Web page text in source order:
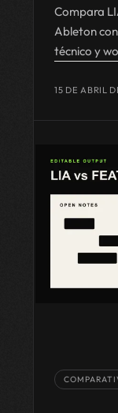
Compara
Ableton
técnico y
15 DE ABRIL